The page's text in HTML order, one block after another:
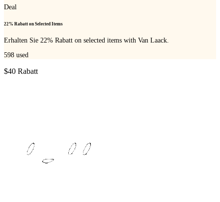
Deal
22% Rabatt on Selected Items
Erhalten Sie 22% Rabatt on selected items with Van Laack.
598 used
$40 Rabatt